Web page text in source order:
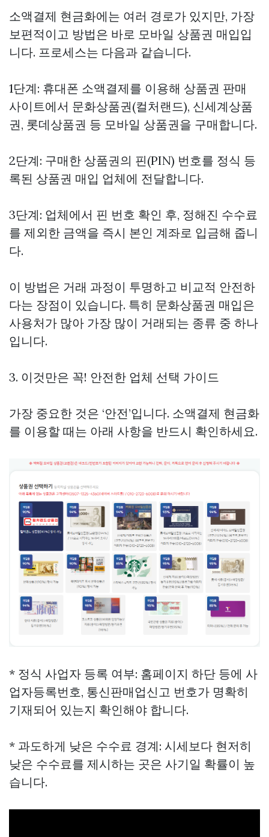
소액결제 현금화에는 여러 경로가 있지만, 가장
보편적이고 방법은 바로 모바일 상품권 매입입
니다. 프로세스는 다음과 같습니다.
1단계: 휴대폰 소액결제를 이용해 상품권 판매
사이트에서 문화상품권(컬처랜드), 신세계상품
권, 롯데상품권 등 모바일 상품권을 구매합니다.
2단계: 구매한 상품권의 핀(PIN) 번호를 정식 등
록된 상품권 매입 업체에 전달합니다.
3단계: 업체에서 핀 번호 확인 후, 정해진 수수료
를 제외한 금액을 즉시 본인 계좌로 입금해 줍니
다.
이 방법은 거래 과정이 투명하고 비교적 안전하
다는 장점이 있습니다. 특히 문화상품권 매입은
사용처가 많아 가장 많이 거래되는 종류 중 하나
입니다.
3. 이것만은 꼭! 안전한 업체 선택 가이드
가장 중요한 것은 ‘안전’입니다. 소액결제 현금화
를 이용할 때는 아래 사항을 반드시 확인하세요.
* 정식 사업자 등록 여부: 홈페이지 하단 등에 사
업자등록번호, 통신판매업신고 번호가 명확히
기재되어 있는지 확인해야 합니다.
* 과도하게 낮은 수수료 경계: 시세보다 현저히
낮은 수수료를 제시하는 곳은 사기일 확률이 높
습니다.